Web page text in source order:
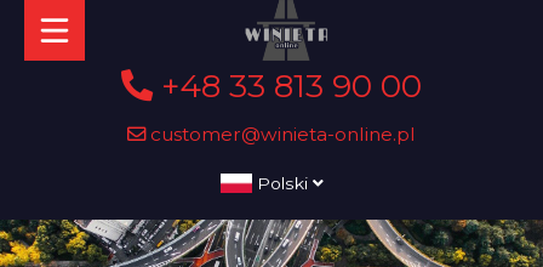
+48 33 813 90 00
customer@winieta-online.pl
Polski